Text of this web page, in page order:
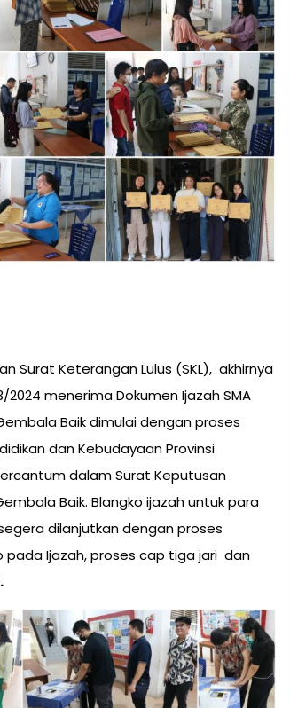
2024 menerima Dokumen Ijazah SMA
Baik dimulai dengan proses
dan Kebudayaan Provinsi
dalam Surat Keputusan
Baik. Blangko ijazah untuk para
dilanjutkan dengan proses
Ijazah, proses cap tiga jari dan